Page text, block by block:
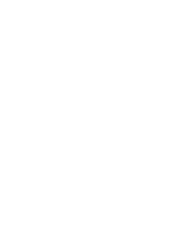
mit ausländischer